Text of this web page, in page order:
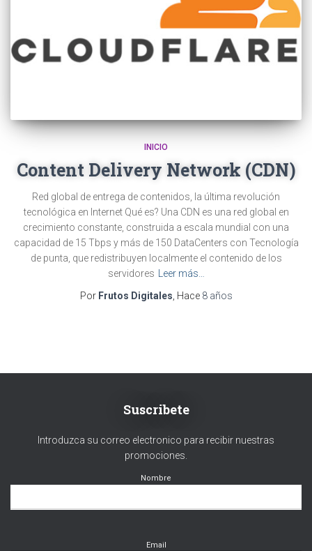
INICIO
Content Delivery Network (CDN)
Red global de entrega de contenidos, la última revolución
tecnológica en Internet Qué es? Una CDN es una red global en
crecimiento constante, construida a escala mundial con una
capacidad de 15 Tbps y más de 150 DataCenters con Tecnología
de punta, que redistribuyen localmente el contenido de los
servidores
Leer más…
Por Frutos Digitales , Hace 8 años
Suscribete
Introduzca su correo electronico para recibir nuestras
promociones.
Nombre
Email